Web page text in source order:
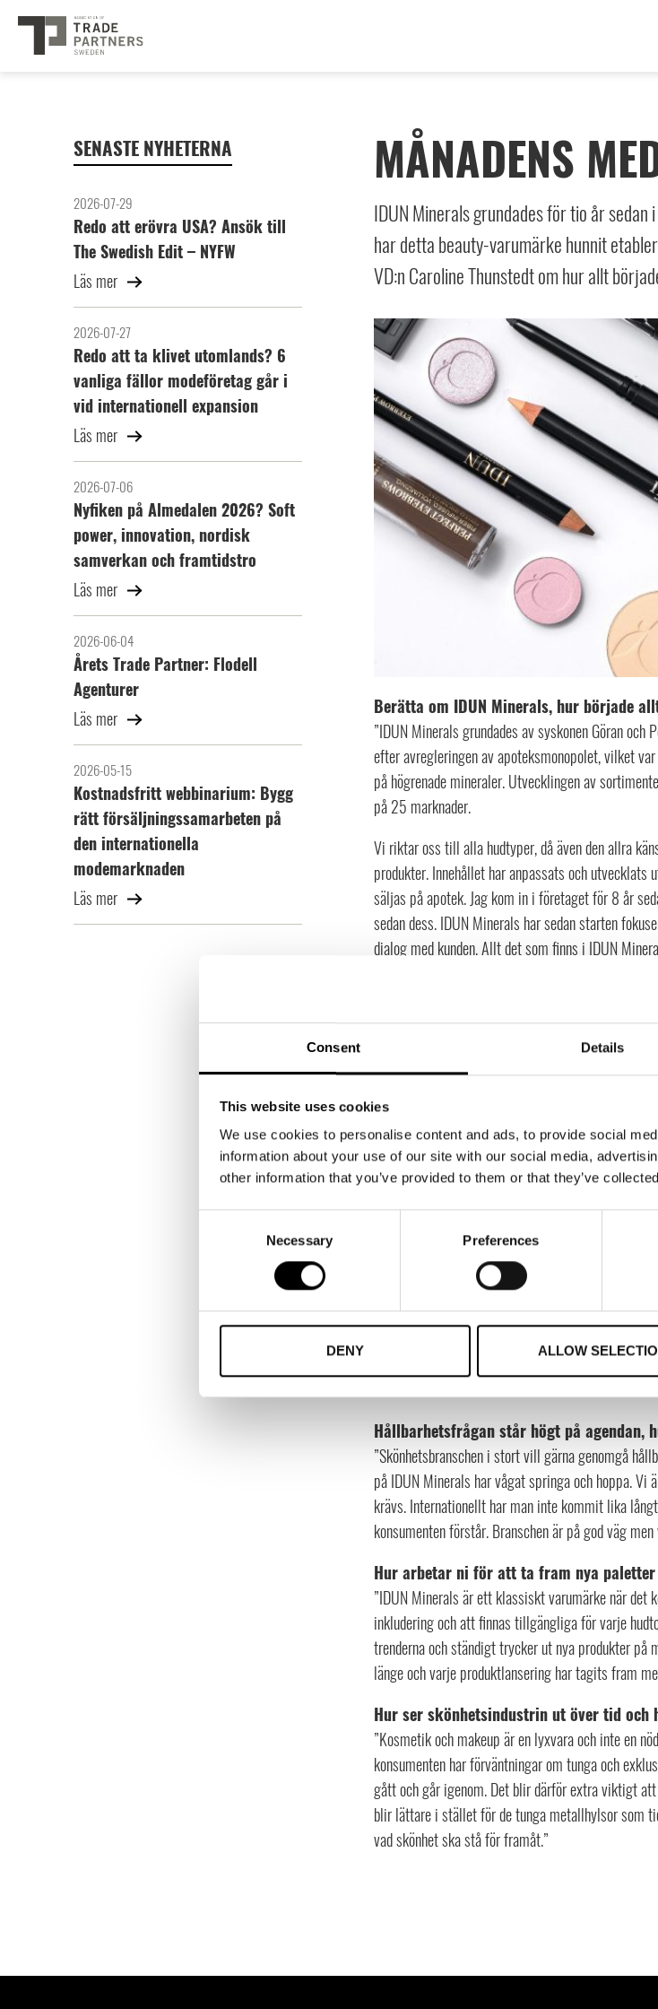
Consent Details
This website uses cookies
We use cookies to personalise content and ads, to provide social
information about your use of our site with our social media,
other information that you’ve provided to them or that they’ve
Necessary Preferences
DENY ALLOW
SENASTE NYHETERNA
2026-07-29
Redo att erövra USA? Ansök till
The Swedish Edit – NYFW
Läs mer
2026-07-27
Redo att ta klivet utomlands? 6
vanliga fällor modeföretag går i
vid internationell expansion
Läs mer
2026-07-06
Nyfiken på Almedalen 2026? Soft
power, innovation, nordisk
samverkan och framtidstro
Läs mer
2026-06-04
Årets Trade Partner: Flodell
Agenturer
Läs mer
2026-05-15
Kostnadsfritt webbinarium: Bygg
rätt försäljningssamarbeten på
den internationella
modemarknaden
Läs mer
MÅNADENS
IDUN Minerals grundades för tio år
har detta beauty-varumärke hunnit
VD:n Caroline Thunstedt om hur allt
Berätta om IDUN Minerals, hur började
”IDUN Minerals grundades av syskonen Göran
efter avregleringen av apoteksmonopolet, vilket
på högrenade mineraler. Utvecklingen av
på 25 marknader.
Vi riktar oss till alla hudtyper, då även den allra
produkter. Innehållet har anpassats och
säljas på apotek. Jag kom in i företaget för 8 år
sedan dess. IDUN Minerals har sedan starten
dialog med kunden. Allt det som finns i IDUN
”Vi startade med enbart makeup och har nu ett
en väldigt bred målgrupp då produkterna kan
Vad det gäller den geografiska marknaden är
USA, där vi innan pandemin skrev ett avtal med
vi bestämt att vi behöver haboots on the ground,
där.”
”Vår vattenfasta mascara som går att tvätta bort
Hur ser den perfekta hudvårdsrutinen ut?
”Här har jag ett rätt tråkigt svar där jag kommer
fukt är det som är allra viktigast i en bra
tiden du lägger på din rutin skall vara en
Hållbarhetsfrågan står högt på agendan,
”Skönhetsbranschen i stort vill gärna genomgå
på IDUN Minerals har vågat springa och hoppa.
krävs. Internationellt har man inte kommit lika
konsumenten förstår. Branschen är på god väg
Hur arbetar ni för att ta fram nya
”IDUN Minerals är ett klassiskt varumärke när
inkludering och att finnas tillgängliga för varje
trenderna och ständigt trycker ut nya produkter på
länge och varje produktlansering har tagits fram
Hur ser skönhetsindustrin ut över tid
”Kosmetik och makeup är en lyxvara och inte en
konsumenten har förväntningar om tunga och
gått och går igenom. Det blir därför extra viktigt
blir lättare i stället för de tunga metallhylsor som
vad skönhet ska stå för framåt.”